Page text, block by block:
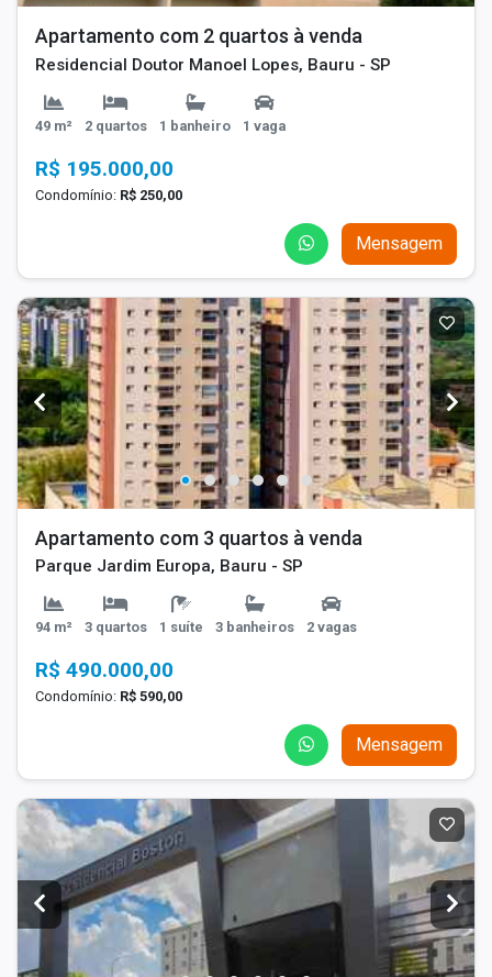
Apartamento com 2 quartos à venda
Residencial Doutor Manoel Lopes, Bauru - SP
49 m² 2 quartos 1 banheiro 1 vaga
R$ 195.000,00
Condomínio: R$ 250,00
Mensagem
Apartamento com 3 quartos à venda
Parque Jardim Europa, Bauru - SP
94 m² 3 quartos 1 suíte 3 banheiros 2 vagas
R$ 490.000,00
Condomínio: R$ 590,00
Mensagem